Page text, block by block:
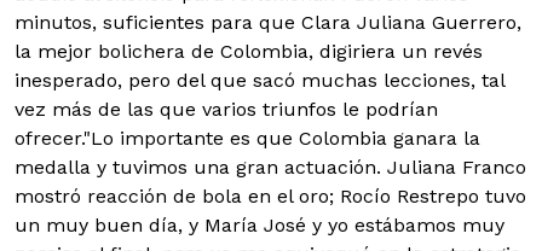
minutos, suficientes para que Clara Juliana Guerrero,
la mejor bolichera de Colombia, digiriera un revés
inesperado, pero del que sacó muchas lecciones, tal
vez más de las que varios triunfos le podrían
ofrecer."Lo importante es que Colombia ganara la
medalla y tuvimos una gran actuación. Juliana Franco
mostró reacción de bola en el oro; Rocío Restrepo tuvo
un muy buen día, y María José y yo estábamos muy